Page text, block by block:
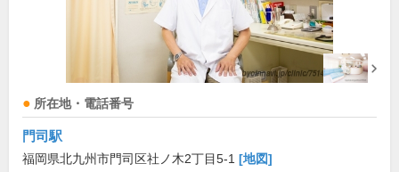
所在地・電話番号
門司駅
福岡県北九州市門司区社ノ木2丁目5-1 [地図]